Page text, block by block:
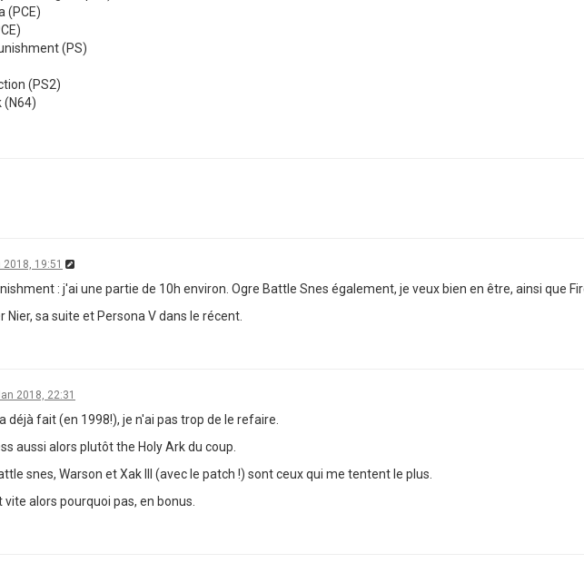
(PCE)
(PS)
(PS2)
(N64)
19:51
: j'ai une partie de 10h environ. Ogre Battle Snes également, je veux bien en être, ainsi que
sa suite et Persona V dans le récent.
2018, 22:31
déjà fait (en 1998!), je n'ai pas trop de le refaire.
aussi alors plutôt the Holy Ark du coup.
snes, Warson et Xak III (avec le patch !) sont ceux qui me tentent le plus.
vite alors pourquoi pas, en bonus.